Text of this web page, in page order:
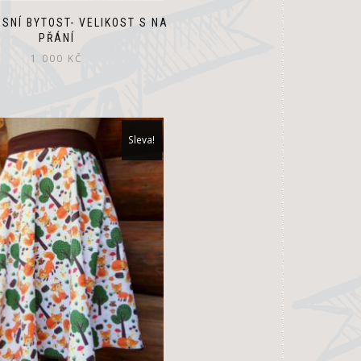
BYTOST- VELIKOST S NA
PŘÁNÍ
1 000 KČ
Sleva!